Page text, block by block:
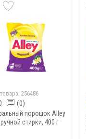
256486
(0)
порошок Alley
стирки, 400 г